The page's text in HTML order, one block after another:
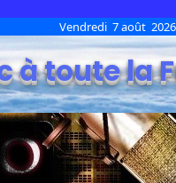
Vendredi 7 août 2026
à toute la